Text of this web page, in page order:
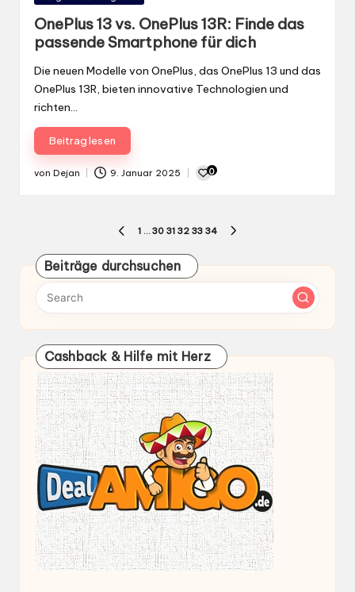
OnePlus 13 vs. OnePlus 13R: Finde das
passende Smartphone für dich
Die neuen Modelle von OnePlus, das OnePlus 13 und das
OnePlus 13R, bieten innovative Technologien und
richten…
Beitrag lesen
Gepostet
von Dejan 9. Januar 2025 0
Seitennummerierung
der
Beiträge
PREVIOUS
PAGE
1 … 30 31 32 33 34
Beiträge durchsuchen
Cashback & Hilfe mit Herz